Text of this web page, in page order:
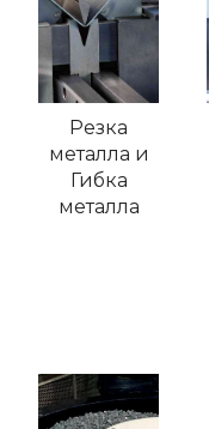
Резка
металла и
Гибка
металла